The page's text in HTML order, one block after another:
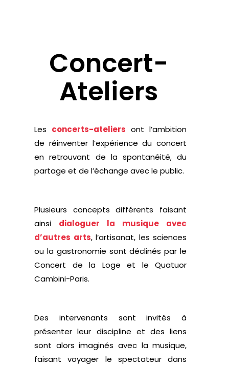
Concert-
Ateliers
Les concerts-ateliers ont l’ambition
de réinventer l’expérience du concert
en retrouvant de la spontanéité, du
partage et de l’échange avec le public.
Plusieurs concepts différents faisant
ainsi
dialoguer la musique avec
d’autres arts, l’artisanat, les sciences
ou la gastronomie sont déclinés par le
Concert de la Loge et le Quatuor
Cambini-Paris.
Des intervenants sont invités à
présenter leur discipline et des liens
sont alors imaginés avec la musique,
faisant voyager le spectateur dans